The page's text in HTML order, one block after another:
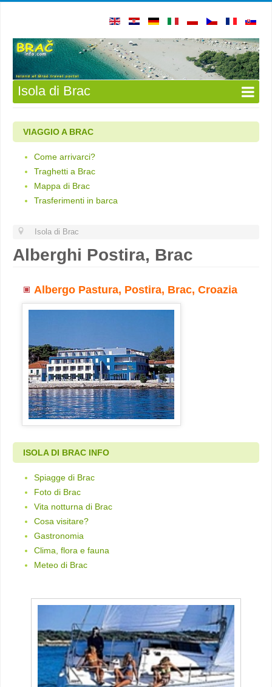
Isola di Brac
VIAGGIO A BRAC
Come arrivarci?
Traghetti a Brac
Mappa di Brac
Trasferimenti in barca
Isola di Brac
Alberghi Postira, Brac
Albergo Pastura, Postira, Brac, Croazia
ISOLA DI BRAC INFO
Spiagge di Brac
Foto di Brac
Vita notturna di Brac
Cosa visitare?
Gastronomia
Clima, flora e fauna
Meteo di Brac